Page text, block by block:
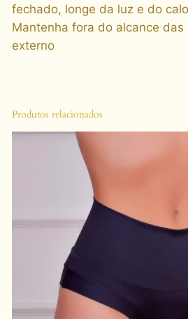
fechado, longe da luz e do
Mantenha fora do alcance das
externo
Produtos relacionados